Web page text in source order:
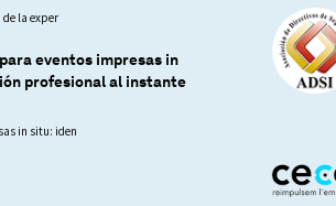
de la exper
eventos impresas in
profesional al instante
in situ: iden